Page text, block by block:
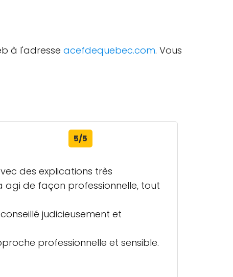
à l'adresse acefdequebec.com. Vous
5/5
des explications très
agi de façon professionnelle, tout
judicieusement et
professionnelle et sensible.